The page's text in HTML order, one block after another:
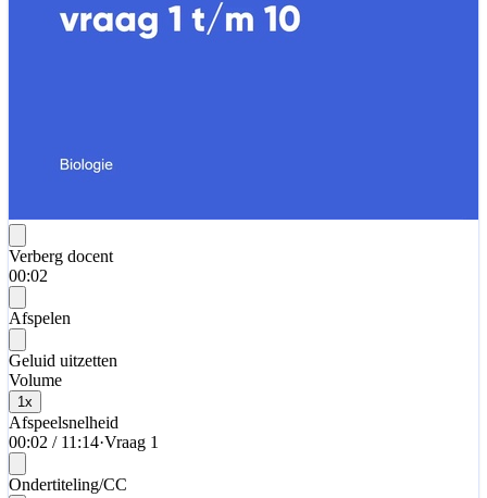
Verberg docent
00:02
Afspelen
Geluid uitzetten
Volume
1 x
Afspeelsnelheid
00:02 / 11:14·Vraag 1
Ondertiteling/CC